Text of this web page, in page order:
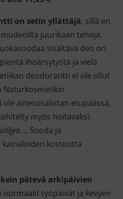
on setin yllättäjä, sillä en
juurikaan tehoja.
sisältävä deo on
ihoärsytystä ja vielä
deodorantti ei ole ollut
Naturkosmetikin
ainesosalistan etupäässä,
myös hoitavaksi:
Sooda ja
kosteutta
pätevä arkipäivien
normaalit työpäivät ja kevyen